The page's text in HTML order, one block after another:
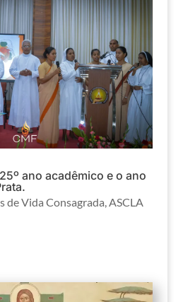
ano acadêmico e o ano
de Vida Consagrada,ASCLA